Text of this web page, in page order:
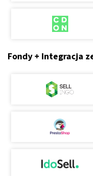
Fondy + Integracja